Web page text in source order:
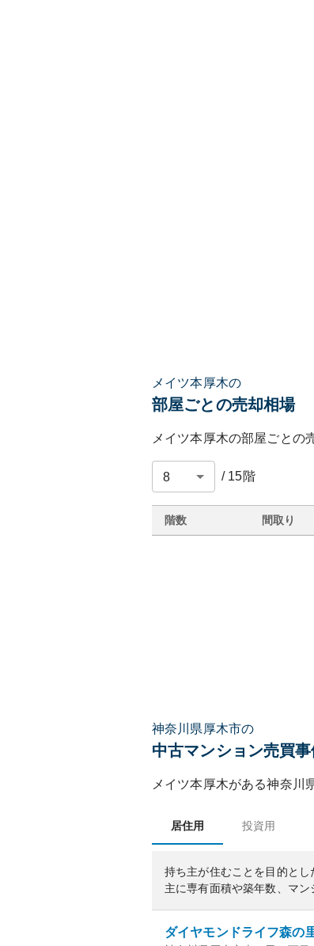
メイツ本厚木の
部屋ごとの売却相場
メイツ本厚木の部屋ごとの
/ 15階
階数 間取り
神奈川県厚木市の
中古マンション売買事
メイツ本厚木がある神奈川
居住用 投資用
持ち主が住むことを目的とし
主に専有面積や築年数、マン
ダイヤモンドライフ森の